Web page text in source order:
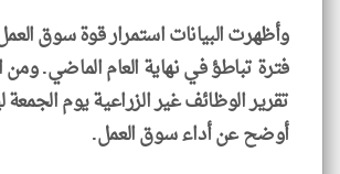
وأظهرت البيانات استمرار قوة سوق
فترة تباطؤ في نهاية العام الماضي.
تقرير الوظائف غير الزراعية يوم
أوضح عن أداء سوق العمل.